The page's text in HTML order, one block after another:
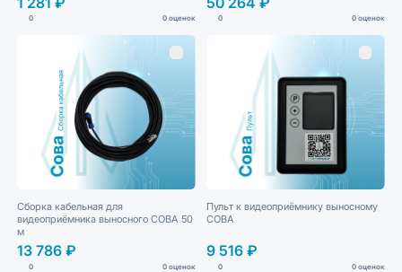
0 0 оценок 0 0 оценок
Сборка кабельная для
видеоприёмника выносного СОВА 50
м
13 786 ₽
0 0 оценок
Пульт к видеоприёмнику выносному
СОВА
9 516 ₽
0 0 оценок